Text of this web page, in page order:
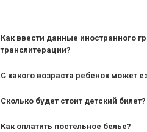
Как ввести данные иностранного
транслитерации?
С какого возраста ребенок может
для поездов дальнего
Сколько будет стоит детский билет?
Как оплатить постельное белье?